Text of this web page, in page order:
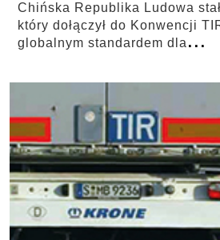
Chińska Republika Ludowa
który dołączył do Konwencji
globalnym standardem dla...